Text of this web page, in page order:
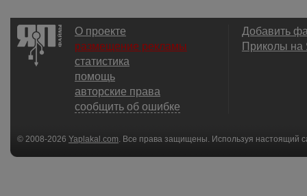
О проекте
размещение рекламы
статистика
помощь
авторские права
сообщить об ошибке
Добавить
Приколы
© 2008-2026 Yaplakal.com . Все права защищены. Используя настоящий
соглашения.